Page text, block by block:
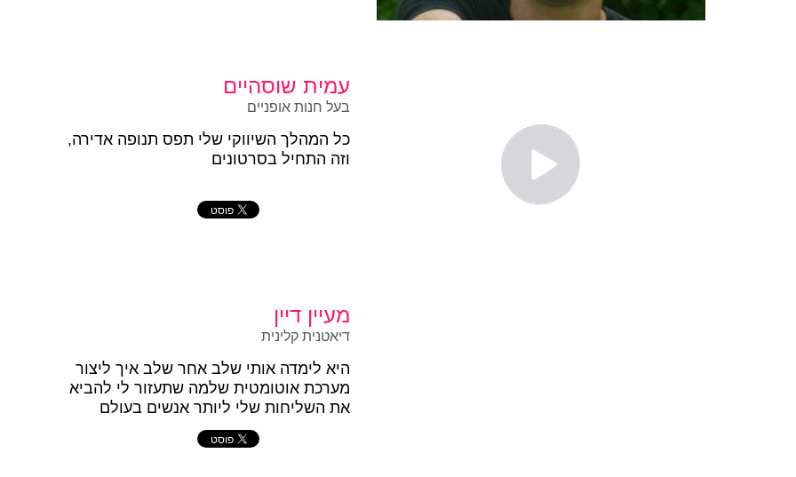
עמית שוסהיים
בעל חנות אופניים
כל המהלך השיווקי שלי תפס תנופה אדירה,
וזה התחיל בסרטונים
מעיין דיין
דיאטנית קלינית
היא לימדה אותי שלב אחר שלב איך ליצור
מערכת אוטומטית שלמה שתעזור לי להביא
את השליחות שלי ליותר אנשים בעולם